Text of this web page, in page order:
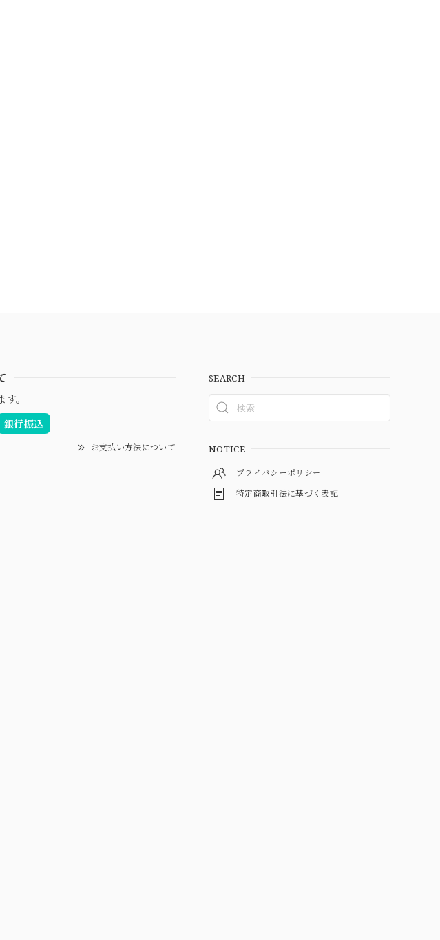
。
銀行振込
お支払い方法について
SEARCH
NOTICE
プライバシーポリシー
特定商取引法に基づく表記